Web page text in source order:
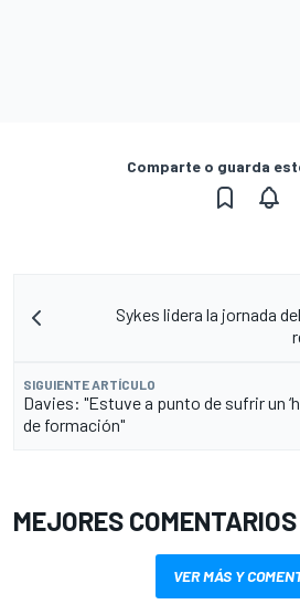
Comparte o guarda
Sykes lidera la jornada
SIGUIENTE ARTÍCULO
Davies: "Estuve a punto de sufrir un
de formación"
MEJORES COMENTARIOS
VER MÁS Y